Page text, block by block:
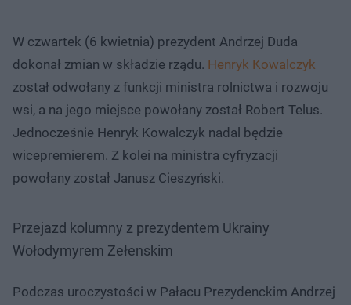
W czwartek (6 kwietnia) prezydent Andrzej Duda
dokonał zmian w składzie rządu. Henryk Kowalczyk
został odwołany z funkcji ministra rolnictwa i rozwoju
wsi, a na jego miejsce powołany został Robert Telus.
Jednocześnie Henryk Kowalczyk nadal będzie
wicepremierem. Z kolei na ministra cyfryzacji
powołany został Janusz Cieszyński.
Przejazd kolumny z prezydentem Ukrainy
Wołodymyrem Zełenskim
Podczas uroczystości w Pałacu Prezydenckim Andrzej